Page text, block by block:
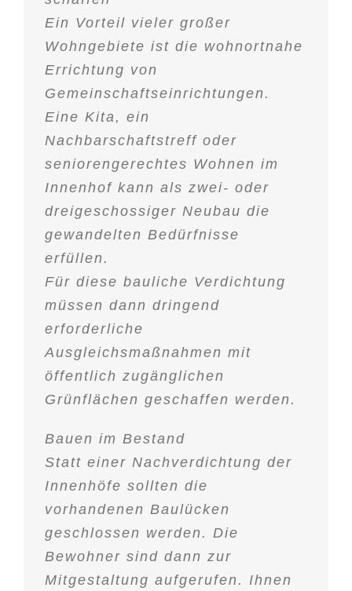
Ein Vorteil vieler großer
Wohngebiete ist die wohnortnahe
Errichtung von
Gemeinschaftseinrichtungen.
Eine Kita, ein
Nachbarschaftstreff oder
seniorengerechtes Wohnen im
Innenhof kann als zwei- oder
dreigeschossiger Neubau die
gewandelten Bedürfnisse
erfüllen.
Für diese bauliche Verdichtung
müssen dann dringend
erforderliche
Ausgleichsmaßnahmen mit
öffentlich zugänglichen
Grünflächen geschaffen werden.
Bauen im Bestand
Statt einer Nachverdichtung der
Innenhöfe sollten die
vorhandenen Baulücken
geschlossen werden. Die
Bewohner sind dann zur
Mitgestaltung aufgerufen. Ihnen